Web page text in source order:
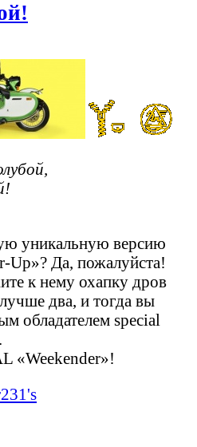
уникальную версию
Up»? Да, пожалуйста!
к нему охапку дров
два, и тогда вы
обладателем special
«Weekender»!